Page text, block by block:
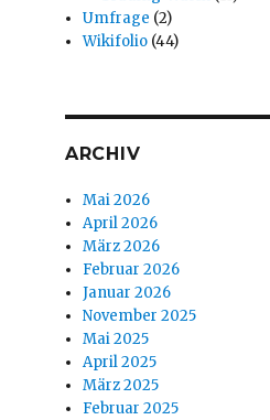
Umfrage (2)
Wikifolio (44)
ARCHIV
Mai 2026
April 2026
März 2026
Februar 2026
Januar 2026
November 2025
Mai 2025
April 2025
März 2025
Februar 2025